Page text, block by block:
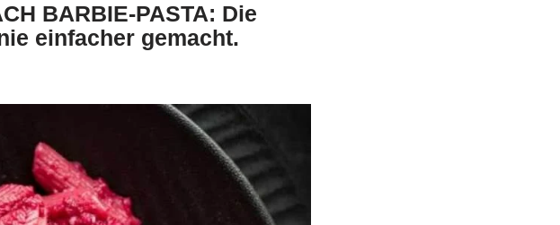
BARBIE-PASTA: Die
einfacher gemacht.